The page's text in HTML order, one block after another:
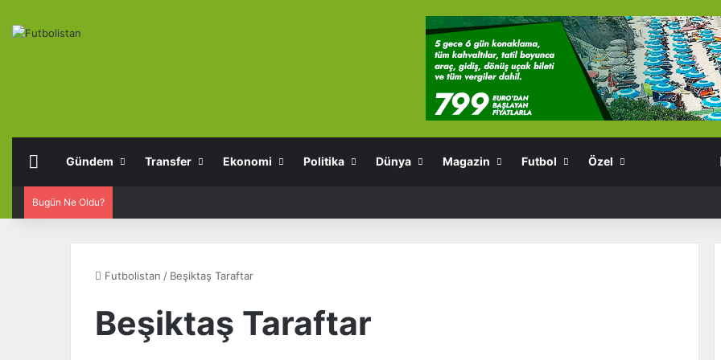
Anasayfa
Gündem Transfer Ekonomi Politika Dünya Magazin Futbol Özel
Bugün Ne Oldu?
Futbolistan / Beşiktaş Taraftar
Beşiktaş Taraftar